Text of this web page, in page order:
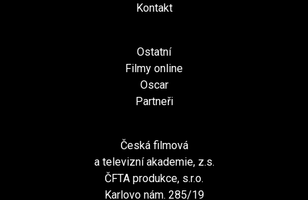
Kontakt
Ostatní
Filmy online
Oscar
Partneři
Česká filmová
a televizní akademie, z.s.
ČFTA produkce, s.r.o.
Karlovo nám. 285/19